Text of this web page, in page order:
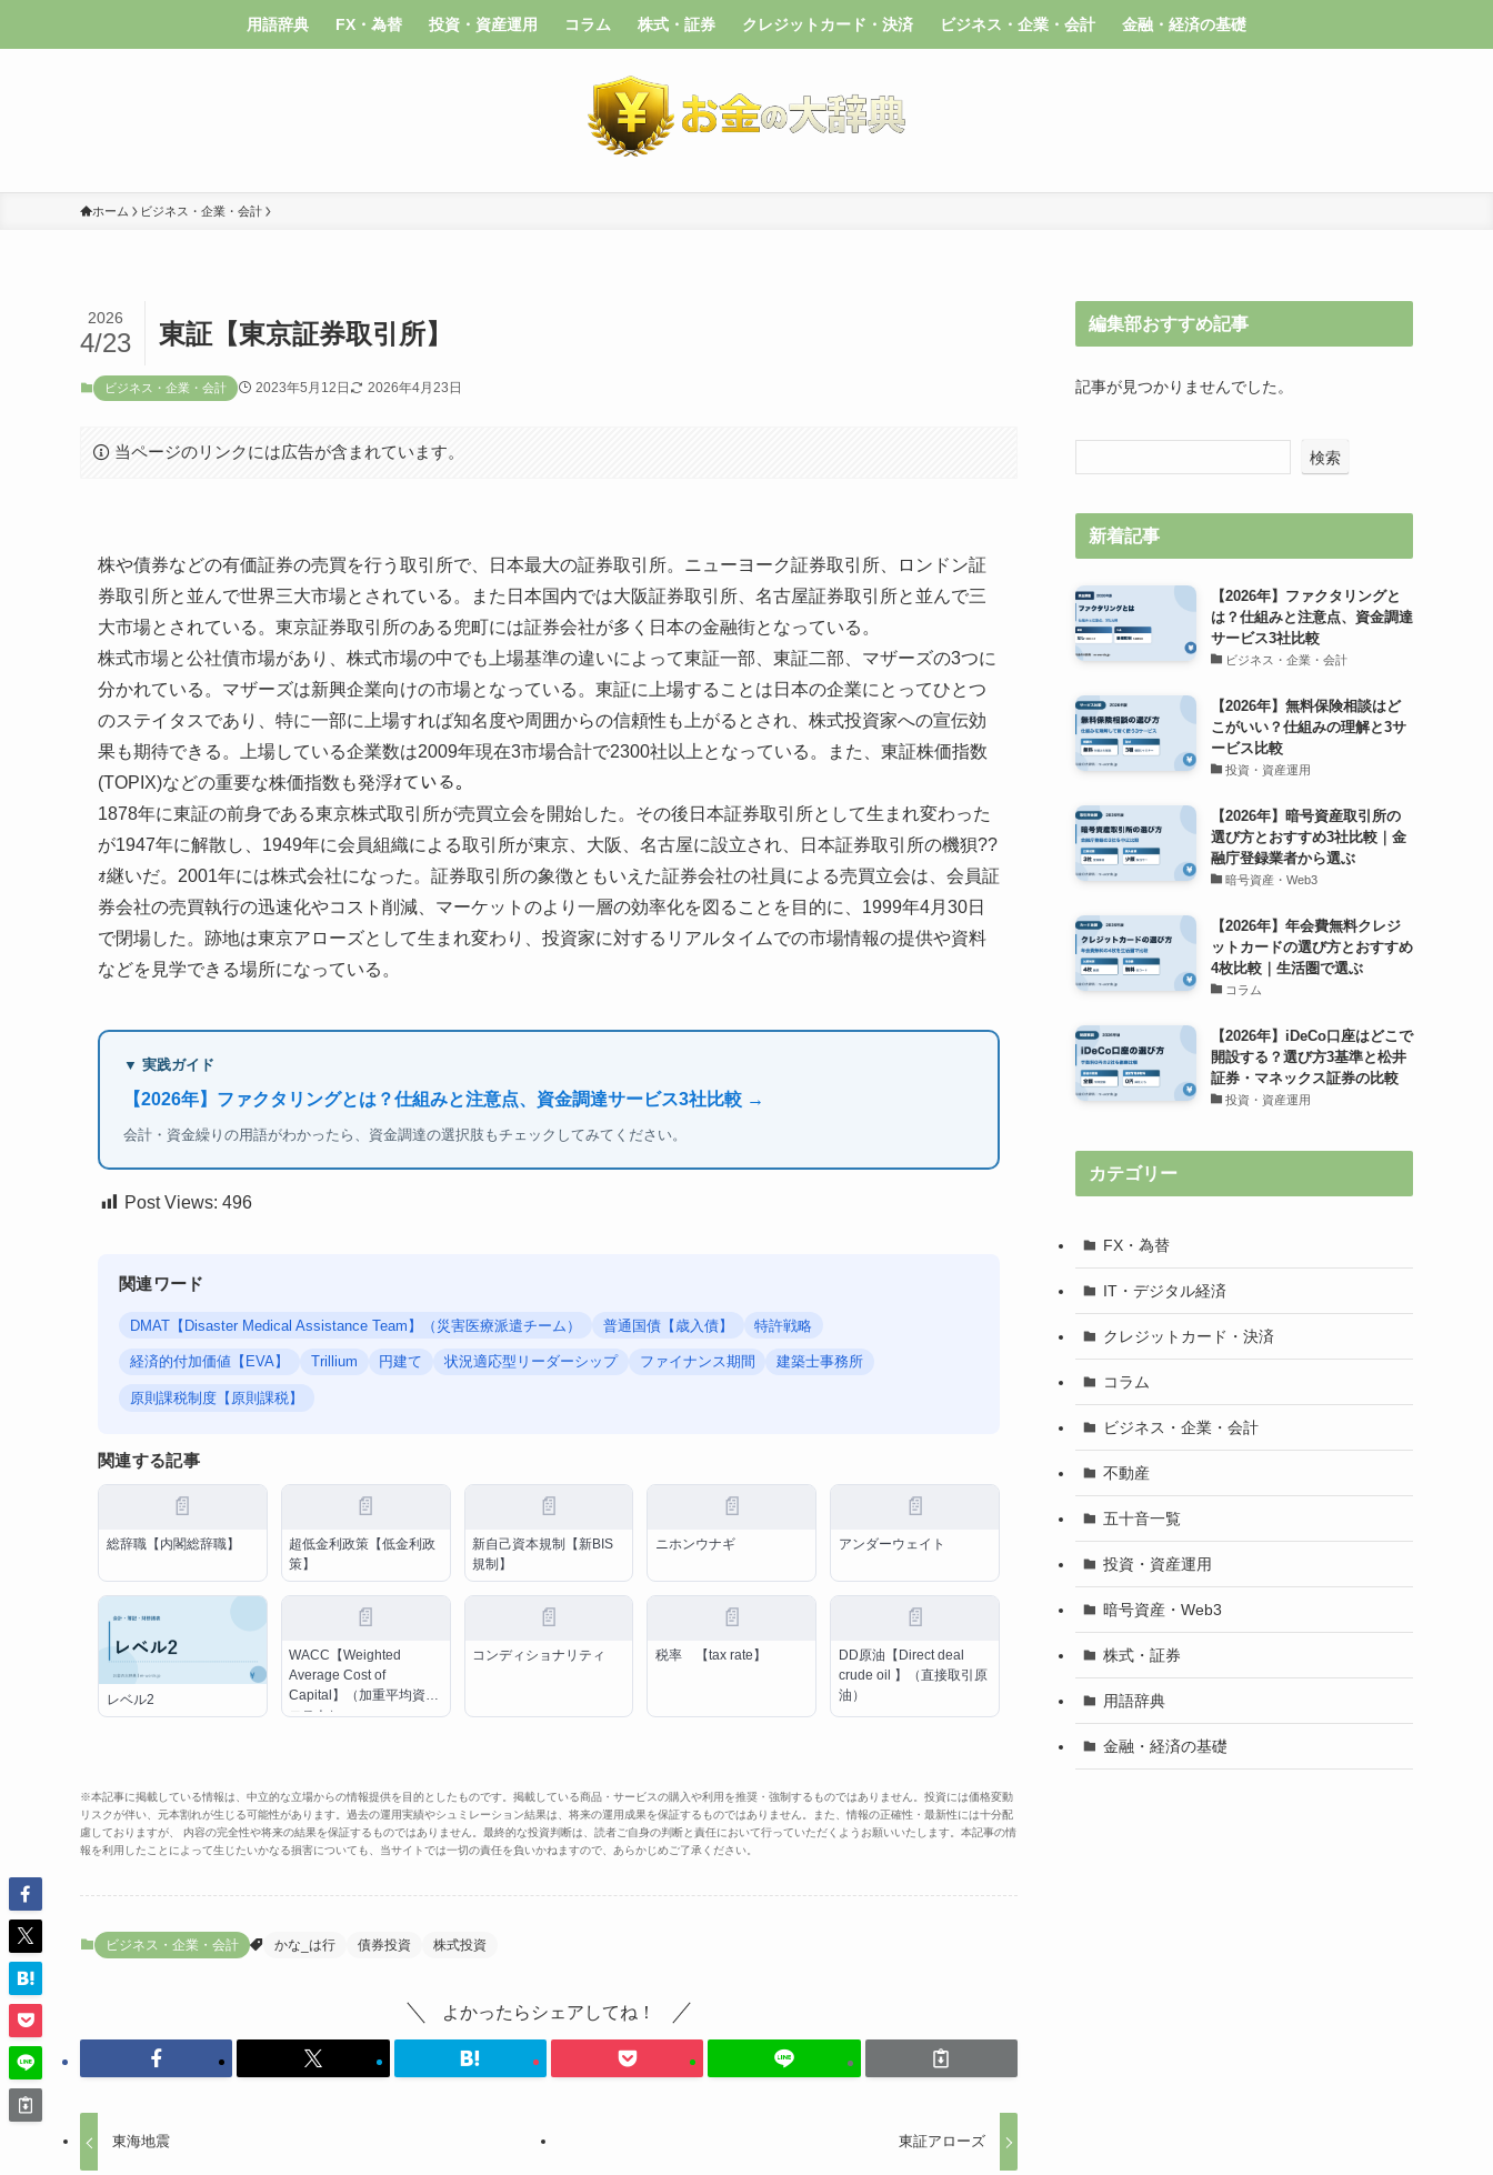
用語辞典 FX・為替 投資・資産運用 コラム 株式・証券 クレジットカード・決済 ビジネス・企業・会計 金融・経済の基礎
ホーム ビジネス・企業・会計
東証【東京証券取引所】
2026
4/23
ビジネス・企業・会計 2023年5月12日 2026年4月23日
当ページのリンクには広告が含まれています。
株や債券などの有価証券の売買を行う取引所で、日本最大の証券取引所。ニューヨーク証券取引所、ロンドン証
券取引所と並んで世界三大市場とされている。また日本国内では大阪証券取引所、名古屋証券取引所と並んで三
大市場とされている。東京証券取引所のある兜町には証券会社が多く日本の金融街となっている。
株式市場と公社債市場があり、株式市場の中でも上場基準の違いによって東証一部、東証二部、マザーズの3つに
分かれている。マザーズは新興企業向けの市場となっている。東証に上場することは日本の企業にとってひとつ
のステイタスであり、特に一部に上場すれば知名度や周囲からの信頼性も上がるとされ、株式投資家への宣伝効
果も期待できる。上場している企業数は2009年現在3市場合計で2300社以上となっている。また、東証株価指数
(TOPIX)などの重要な株価指数も発浮ｵている。
1878年に東証の前身である東京株式取引所が売買立会を開始した。その後日本証券取引所として生まれ変わった
が1947年に解散し、1949年に会員組織による取引所が東京、大阪、名古屋に設立され、日本証券取引所の機狽??
ｫ継いだ。2001年には株式会社になった。証券取引所の象徴ともいえた証券会社の社員による売買立会は、会員証
券会社の売買執行の迅速化やコスト削減、マーケットのより一層の効率化を図ることを目的に、1999年4月30日
で閉場した。跡地は東京アローズとして生まれ変わり、投資家に対するリアルタイムでの市場情報の提供や資料
などを見学できる場所になっている。
▼ 実践ガイド
【2026年】ファクタリングとは？仕組みと注意点、資金調達サービス3社比較 →
会計・資金繰りの用語がわかったら、資金調達の選択肢もチェックしてみてください。
Post Views: 496
関連ワード
DMAT【Disaster Medical Assistance Team】（災害医療派遣チーム） 普通国債【歳入債】 特許戦略
経済的付加価値【EVA】 Trillium 円建て 状況適応型リーダーシップ ファイナンス期間 建築士事務所
原則課税制度【原則課税】
関連する記事
📄
総辞職【内閣総辞職】
📄
超低金利政策【低金利政
策】
📄
新自己資本規制【新BIS
規制】
📄
ニホンウナギ
📄
アンダーウェイト
レベル2
📄
WACC【Weighted
Average Cost of
Capital】（加重平均資本
コスト）
📄
コンディショナリティ
📄
税率 【tax rate】
📄
DD原油【Direct deal
crude oil 】（直接取引原
油）
※本記事に掲載している情報は、中立的な立場からの情報提供を目的としたものです。掲載している商品・サービスの購入や利用を推奨・強制するものではありません。投資には価格変動
リスクが伴い、元本割れが生じる可能性があります。過去の運用実績やシュミレーション結果は、将来の運用成果を保証するものではありません。また、情報の正確性・最新性には十分配
慮しておりますが、 内容の完全性や将来の結果を保証するものではありません。最終的な投資判断は、読者ご自身の判断と責任において行っていただくようお願いいたします。本記事の情
報を利用したことによって生じたいかなる損害についても、当サイトでは一切の責任を負いかねますので、あらかじめご了承ください。
ビジネス・企業・会計 かな_は行 債券投資 株式投資
よかったらシェアしてね！
東海地震 東証アローズ
編集部おすすめ記事
記事が見つかりませんでした。
検索
新着記事
【2026年】ファクタリングと
は？仕組みと注意点、資金調達
サービス3社比較
ビジネス・企業・会計
【2026年】無料保険相談はど
こがいい？仕組みの理解と3サ
ービス比較
投資・資産運用
【2026年】暗号資産取引所の
選び方とおすすめ3社比較｜金
融庁登録業者から選ぶ
暗号資産・Web3
【2026年】年会費無料クレジ
ットカードの選び方とおすすめ
4枚比較｜生活圏で選ぶ
コラム
【2026年】iDeCo口座はどこで
開設する？選び方3基準と松井
証券・マネックス証券の比較
投資・資産運用
カテゴリー
FX・為替
IT・デジタル経済
クレジットカード・決済
コラム
ビジネス・企業・会計
不動産
五十音一覧
投資・資産運用
暗号資産・Web3
株式・証券
用語辞典
金融・経済の基礎